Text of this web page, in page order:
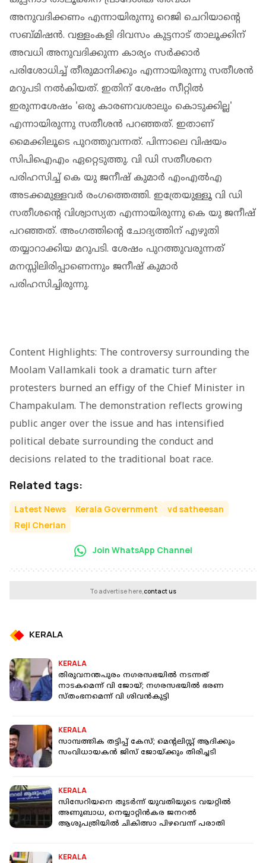
അനുവദിക്കണം എന്നായിരുന്നു റെജി ചെറിയാന്റെ
സബ്മിഷന്‍. വള്ളംകളി ദിവസം കുട്ടനാട് താലൂക്കിന്
അവധി അനുവദിക്കുന്ന കാര്യം സര്‍ക്കാര്‍
പരിശോധിച്ച് തീരുമാനിക്കും എന്നായിരുന്നു സതീശന്‍
മറുപടി നല്‍കിയത്. ഇതിന് ശേഷം സീറ്റില്‍
ഇരുന്നശേഷം 'ഒരു കാരണവശാലും കൊടുക്കില്ല'
എന്നായിരുന്നു സതീശന്‍ പറഞ്ഞത്. ഇതാണ്
മൈക്കിലൂടെ പുറത്തുവന്നത്. പിന്നാലെ വിഷയം
സിപിഐഎം ഏറ്റെടുത്തു. വി ഡി സതീശനെ
പരിഹസിച്ച് കെ യു ജനീഷ് കുമാര്‍ എംഎല്‍എ
അടക്കമുള്ളവര്‍ രംഗത്തെത്തി. ഇത്രേയുള്ളൂ വി ഡി
സതീശന്റെ വിശ്വാസ്യത എന്നായിരുന്നു കെ യു ജനീഷ്
പറഞ്ഞത്. അംഗത്തിന്റെ ചോദ്യത്തിന് എഴുതി
തയ്യാറാക്കിയ മറുപടി. ശേഷം പുറത്തുവരുന്നത്
മനസ്സിലിരിപ്പാണെന്നും ജനീഷ് കുമാര്‍
പരിഹസിച്ചിരുന്നു.
Content Highlights: The controversy surrounding the
Moolam Vallamkali took a dramatic turn after
protesters burned an effigy of the Chief Minister in
Champakulam. The demonstration reflects growing
public anger over the issue and has intensified
political debate surrounding the conduct and
decisions related to the traditional boat race.
Related tags:
Latest News Kerala Government
vd satheesan
Reji Cherian
Join WhatsApp Channel
To advertise here,contact us
KERALA
KERALA
തിരുവനന്തപുരം നഗരസഭയില്‍ നടന്നത്
നാടകമെന്ന് വി ജോയ്; നഗരസഭയില്‍ ഭരണ
സ്തംഭനമെന്ന് വി ശിവന്‍കുട്ടി
KERALA
സാമ്പത്തിക തട്ടിപ്പ് കേസ്; മെന്റലിസ്റ്റ് ആദിക്കും
സംവിധായകന്‍ ജിസ് ജോയ്ക്കും തിരിച്ചടി
KERALA
സിസേറിയനെ തുടർന്ന് യുവതിയുടെ വയറ്റില്‍
അണുബാധ, നെയ്യാറ്റിന്‍കര ജനറല്‍
ആശുപത്രിയില്‍ ചികിത്സാ പിഴവെന്ന് പരാതി
KERALA